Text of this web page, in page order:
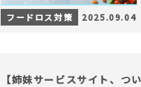
フードロス対策 2025.09.04
【姉妹サービスサイト、